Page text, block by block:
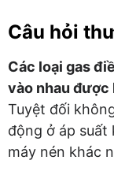
Câu hỏi
Các loại gas
vào nhau được
Tuyệt đối
động ở áp suất
máy nén khác